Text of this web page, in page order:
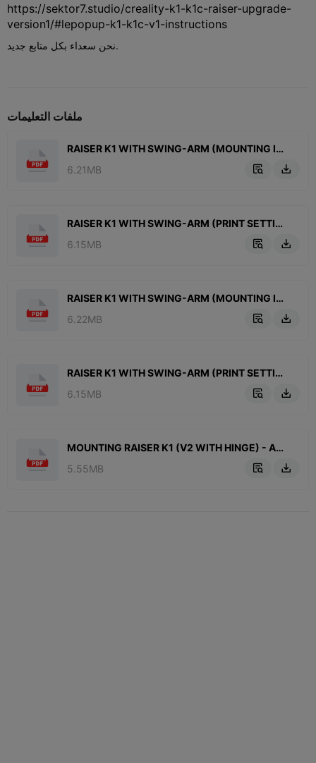
https://sektor7.studio/creality-k1-k1c-raiser-upgrade-
version1/#lepopup-k1-k1c-v1-instructions
نحن سعداء بكل متابع جديد.
ملفات التعليمات
RAISER K1 WITH SWING-ARM (MOUNTING INSTRUCTIONS).pdf
6.21MB
 
RAISER K1 WITH SWING-ARM (PRINT SETTINGS).pdf
6.15MB
 
RAISER K1 WITH SWING-ARM (MOUNTING INSTRUCTIONS, no bearings.pdf
6.22MB
 
RAISER K1 WITH SWING-ARM (PRINT SETTINGS).pdf
6.15MB
 
MOUNTING RAISER K1 (V2 WITH HINGE) - ADDITIONAL.pdf
5.55MB
 